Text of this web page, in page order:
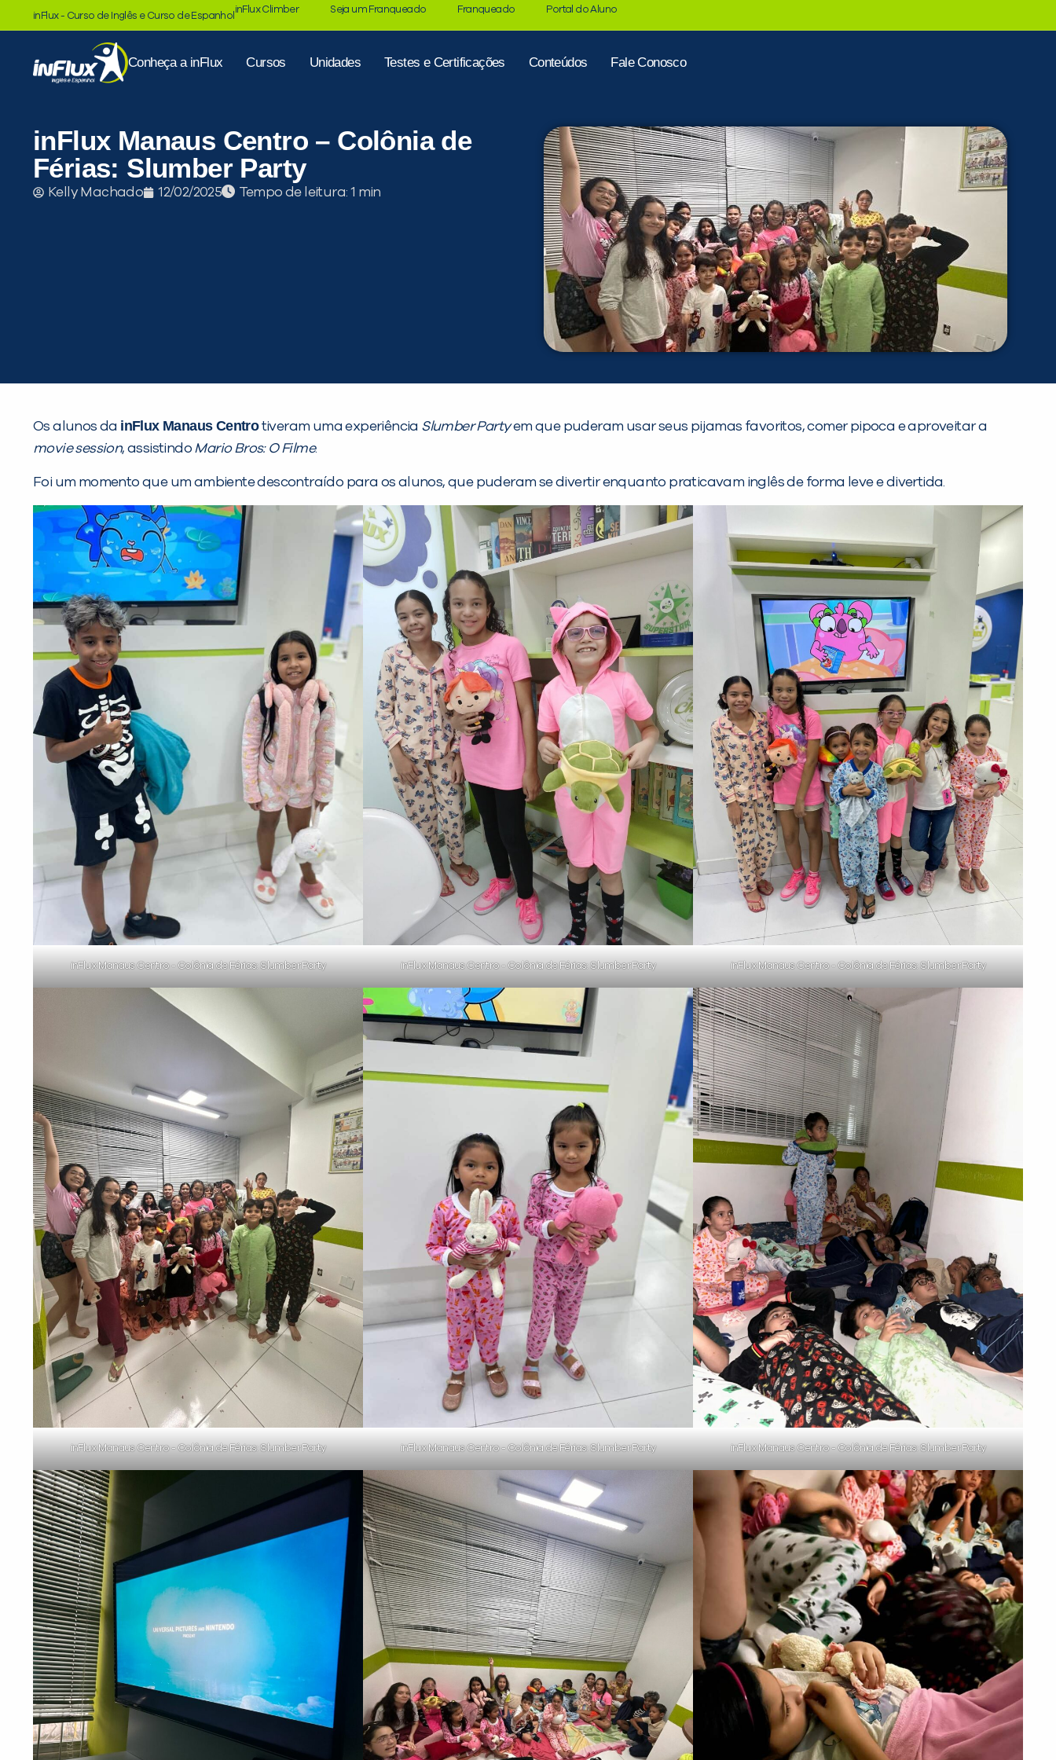
inFlux - Curso de Inglês e Curso de Espanhol
inFlux Climber Seja um Franqueado Franqueado Portal do Aluno
Conheça a inFlux Cursos Unidades Testes e Certificações Conteúdos Fale Conosco
inFlux Manaus Centro – Colônia de
Férias: Slumber Party
Kelly Machado 12/02/2025 Tempo de leitura:
Os alunos da inFlux Manaus Centrotiveram uma experiência Slumber Partyem que puderam usar seus pijamas favoritos, comer pipoca e aproveitar a
movie session, assistindo Mario Bros: O Filme.
Foi um momento que um ambiente descontraído para os alunos, que puderam se divertir enquanto praticavam inglês de forma leve e divertida.
inFlux Manaus Centro - Colônia de Férias: Slumber Party inFlux Manaus Centro - Colônia de Férias: Slumber Party inFlux Manaus Centro - Colônia de Férias: Slumber Party
inFlux Manaus Centro - Colônia de Férias: Slumber Party inFlux Manaus Centro - Colônia de Férias: Slumber Party inFlux Manaus Centro - Colônia de Férias: Slumber Party